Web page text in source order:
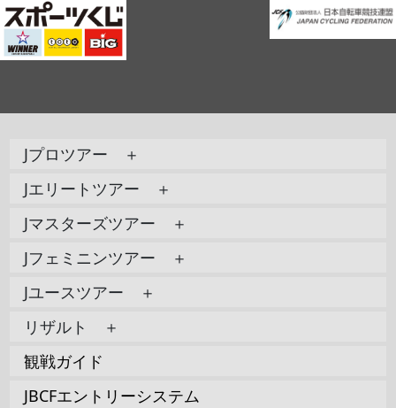
Jプロツアー ＋
Jエリートツアー ＋
Jマスターズツアー ＋
Jフェミニンツアー ＋
Jユースツアー ＋
リザルト ＋
観戦ガイド
JBCFエントリーシステム